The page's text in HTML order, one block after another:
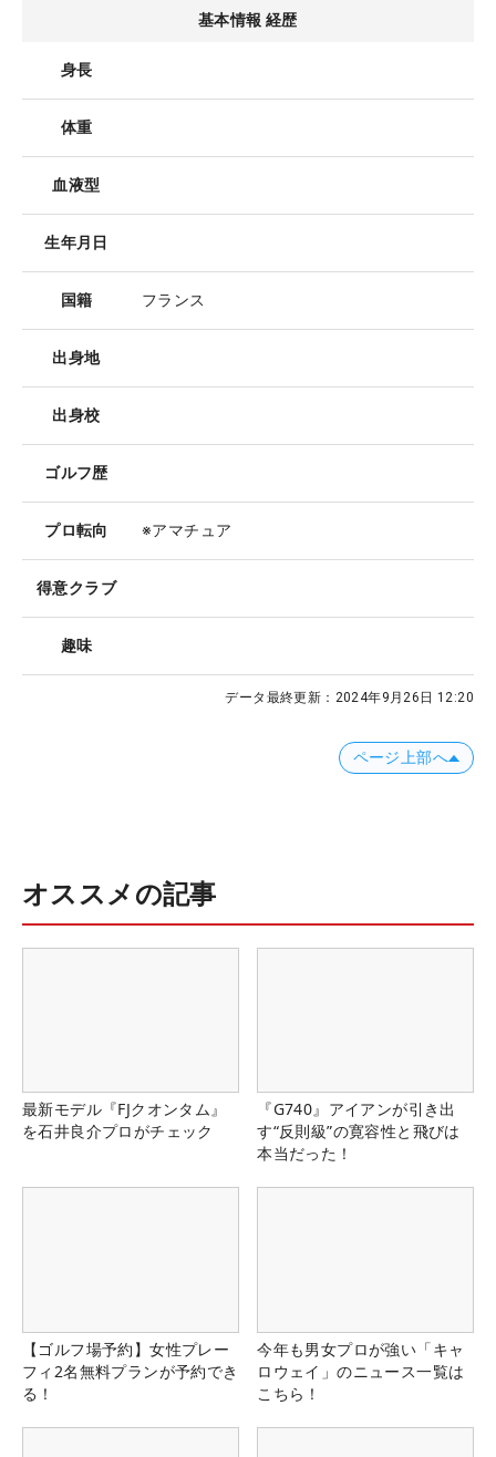
基本情報 経歴
身長
体重
血液型
生年月日
国籍 フランス
出身地
出身校
ゴルフ歴
プロ転向 ※アマチュア
得意クラブ
趣味
データ最終更新： 2024年9月26日 12:20
ページ上部へ
オススメの記事
最新モデル『FJクオンタム』
を石井良介プロがチェック
『G740』アイアンが引き出
す“反則級”の寛容性と飛びは
本当だった！
【ゴルフ場予約】女性プレー
フィ2名無料プランが予約でき
る！
今年も男女プロが強い「キャ
ロウェイ」のニュース一覧は
こちら！